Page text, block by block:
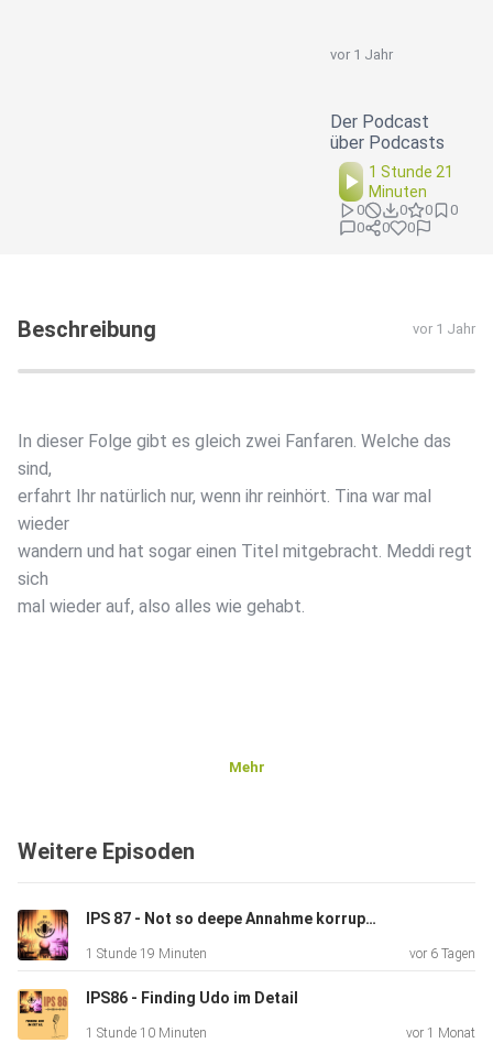
vor 1 Jahr
Der Podcast
über Podcasts
1 Stunde 21
Minuten
0 0 0
0
0
0 0
Beschreibung vor 1 Jahr
In dieser Folge gibt es gleich zwei Fanfaren. Welche das
sind,
erfahrt Ihr natürlich nur, wenn ihr reinhört. Tina war mal
wieder
wandern und hat sogar einen Titel mitgebracht. Meddi regt
sich
mal wieder auf, also alles wie gehabt.
Mehr
Weitere Episoden
IPS 87 - Not so deepe Annahme korrupter Funktionäre
1 Stunde 19 Minuten vor 6 Tagen
IPS86 - Finding Udo im Detail
1 Stunde 10 Minuten vor 1 Monat